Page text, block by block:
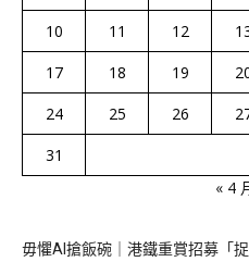
10
11 12
17
18 19
24
25 26
31
« 4
毋懼AI搶飯碗｜港鐵重賞招募「